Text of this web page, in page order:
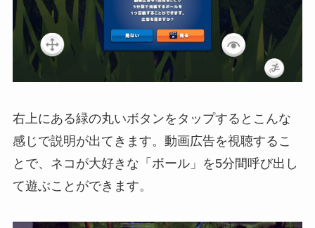
右上にある緑の丸いボタンをタップするとこんな
感じで説明が出てきます。動画広告を視聴するこ
とで、ネコが大好きな「ボール」を5分間呼び出し
て遊ぶことができます。